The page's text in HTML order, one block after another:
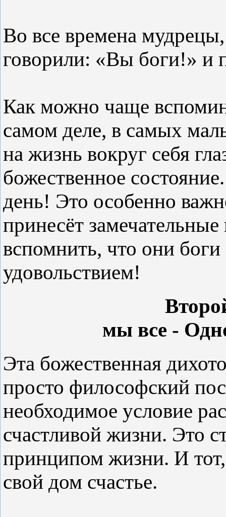
Во все времена
говорили: «Вы боги!» и
Как можно чаще
самом деле, в самых
на жизнь вокруг себя
божественное
день! Это особенно
принесёт
вспомнить, что они
удовольствием!
мы все -
Эта божественная
просто философский
необходимое условие
счастливой жизни. Это
принципом жизни. И
свой дом счастье.